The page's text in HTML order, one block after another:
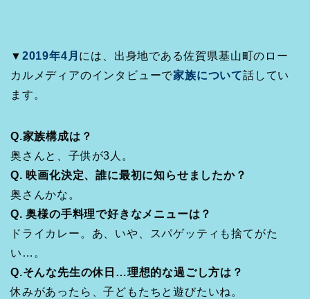
▼ 2019年4月 には、出身地である佐賀県基山町のロー
カルメディアのインタビューで家族について話してい
ます。
Q.家族構成は？
奥さんと、子供が3人。
Q. 映画化決定、誰に最初に知らせましたか？
奥さんかな。
Q. 奥様の手料理で好きなメニューは？
ドライカレー。あ、いや、スパゲッティも捨てがた
い…。
Q.そんな先生の休日…理想的な過ごし方は？
休みがあったら、子どもたちと遊びたいね。